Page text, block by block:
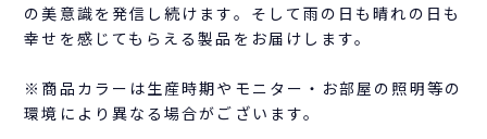
の美意識を発信し続けます。そして雨の日も晴れの日も
幸せを感じてもらえる製品をお届けします。
※商品カラーは生産時期やモニター・お部屋の照明等の
環境により異なる場合がございます。